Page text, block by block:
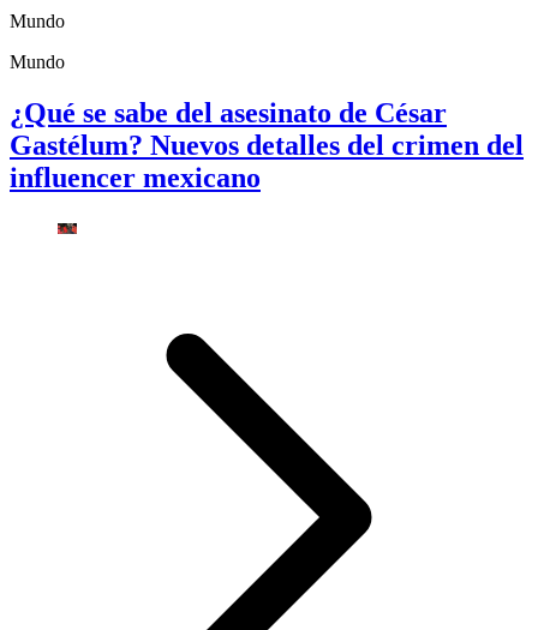
Mundo
Mundo
¿Qué se sabe del asesinato de César
Gastélum? Nuevos detalles del crimen del
influencer mexicano